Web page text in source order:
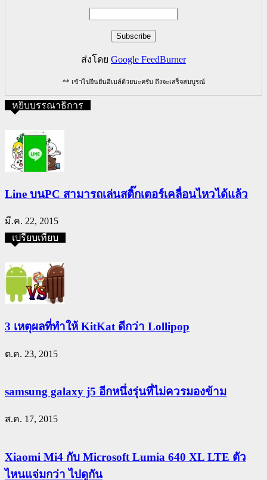
ส่งโดย Google FeedBurner
** เข้าไปยืนยันอีเมล์ด้วยนะครับ ถึงจะเสร็จสมบูรณ์
หยิบบรรณาธิการ
Line บนPC สามารถเล่นสติ๊กเตอร์เคลื่อนไหวได้แล้ว
มี.ค. 22, 2015
เปรียบเทียบ
3 เหตุผลที่ทำให้ KitKat ดีกว่า Lollipop
ต.ค. 23, 2015
samsung galaxy j5 อีกหนึ่งรุ่นที่ไม่ควรมองข้าม
ส.ค. 17, 2015
Xiaomi Mi4 กับ Microsoft Lumia 640 XL LTE ตัว
ไหนแจ่มกว่า ไปดูกัน